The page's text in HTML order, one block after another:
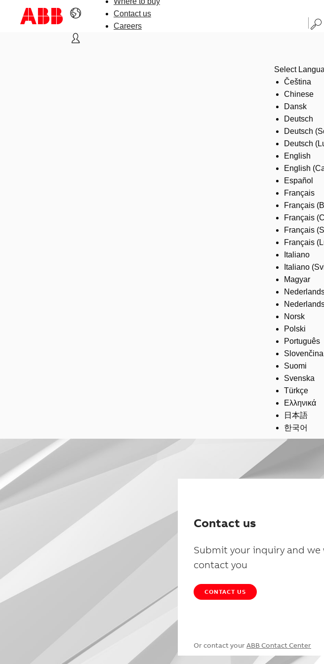
Contact us
Careers
Select
Čeština
Chinese
Dansk
Deutsch
Deutsch
Deutsch
English
English
Español
Français
Français
Français
Français
Français
Italiano
Italiano
Magyar
Norsk
Polski
Português
Slovenčina
Suomi
Svenska
Türkçe
Ελληνικά
日本語
한국어
Contact us
Submit your inquiry and we
contact you
CONTACT US
Or contact your ABB Contact Center